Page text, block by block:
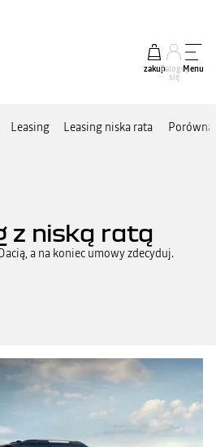
zakupZaloguj
się
Menu
Leasing Leasing niska rata
z niską ratą
a na koniec umowy zdecyduj.